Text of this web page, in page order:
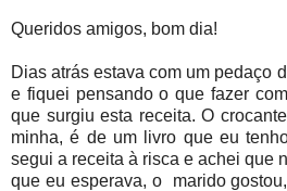
Queridos amigos, bom dia!
Dias atrás estava com um pedaço
e fiquei pensando o que fazer
que surgiu esta receita. O
minha, é de um livro que eu
segui a receita à risca e achei que
que eu esperava, o marido